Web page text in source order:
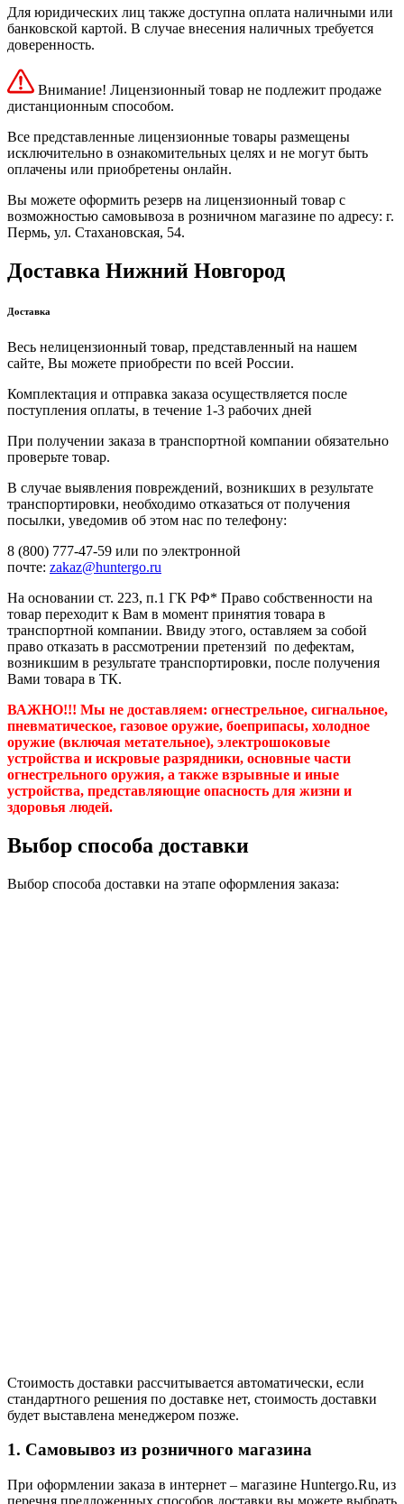
Для юридических лиц также доступна оплата наличными или
банковской картой. В случае внесения наличных требуется
доверенность.
Внимание! Лицензионный товар не подлежит продаже
дистанционным способом.
Все представленные лицензионные товары размещены
исключительно в ознакомительных целях и не могут быть
оплачены или приобретены онлайн.
Вы можете оформить резерв на лицензионный товар с
возможностью самовывоза в розничном магазине по адресу: г.
Пермь, ул. Стахановская, 54.
Доставка Нижний Новгород
Доставка
Весь нелицензионный товар, представленный на нашем
сайте, Вы можете приобрести по всей России.
Комплектация и отправка заказа осуществляется после
поступления оплаты, в течение 1-3 рабочих дней
При получении заказа в транспортной компании обязательно
проверьте товар.
В случае выявления повреждений, возникших в результате
транспортировки, необходимо отказаться от получения
посылки, уведомив об этом нас по телефону:
8 (800) 777-47-59 или по электронной
почте: zakaz@huntergo.ru
На основании ст. 223, п.1 ГК РФ* Право собственности на
товар переходит к Вам в момент принятия товара в
транспортной компании. Ввиду этого, оставляем за собой
право отказать в рассмотрении претензий по дефектам,
возникшим в результате транспортировки, после получения
Вами товара в ТК.
ВАЖНО!!! Мы не доставляем: огнестрельное, сигнальное,
пневматическое, газовое оружие, боеприпасы, холодное
оружие (включая метательное), электрошоковые
устройства и искровые разрядники, основные части
огнестрельного оружия, а также взрывные и иные
устройства, представляющие опасность для жизни и
здоровья людей.
Выбор способа доставки
Выбор способа доставки на этапе оформления заказа:
Стоимость доставки рассчитывается автоматически, если
стандартного решения по доставке нет, стоимость доставки
будет выставлена менеджером позже.
1. Самовывоз из розничного магазина
При оформлении заказа в интернет – магазине Huntergo.Ru, из
перечня предложенных способов доставки вы можете выбрать